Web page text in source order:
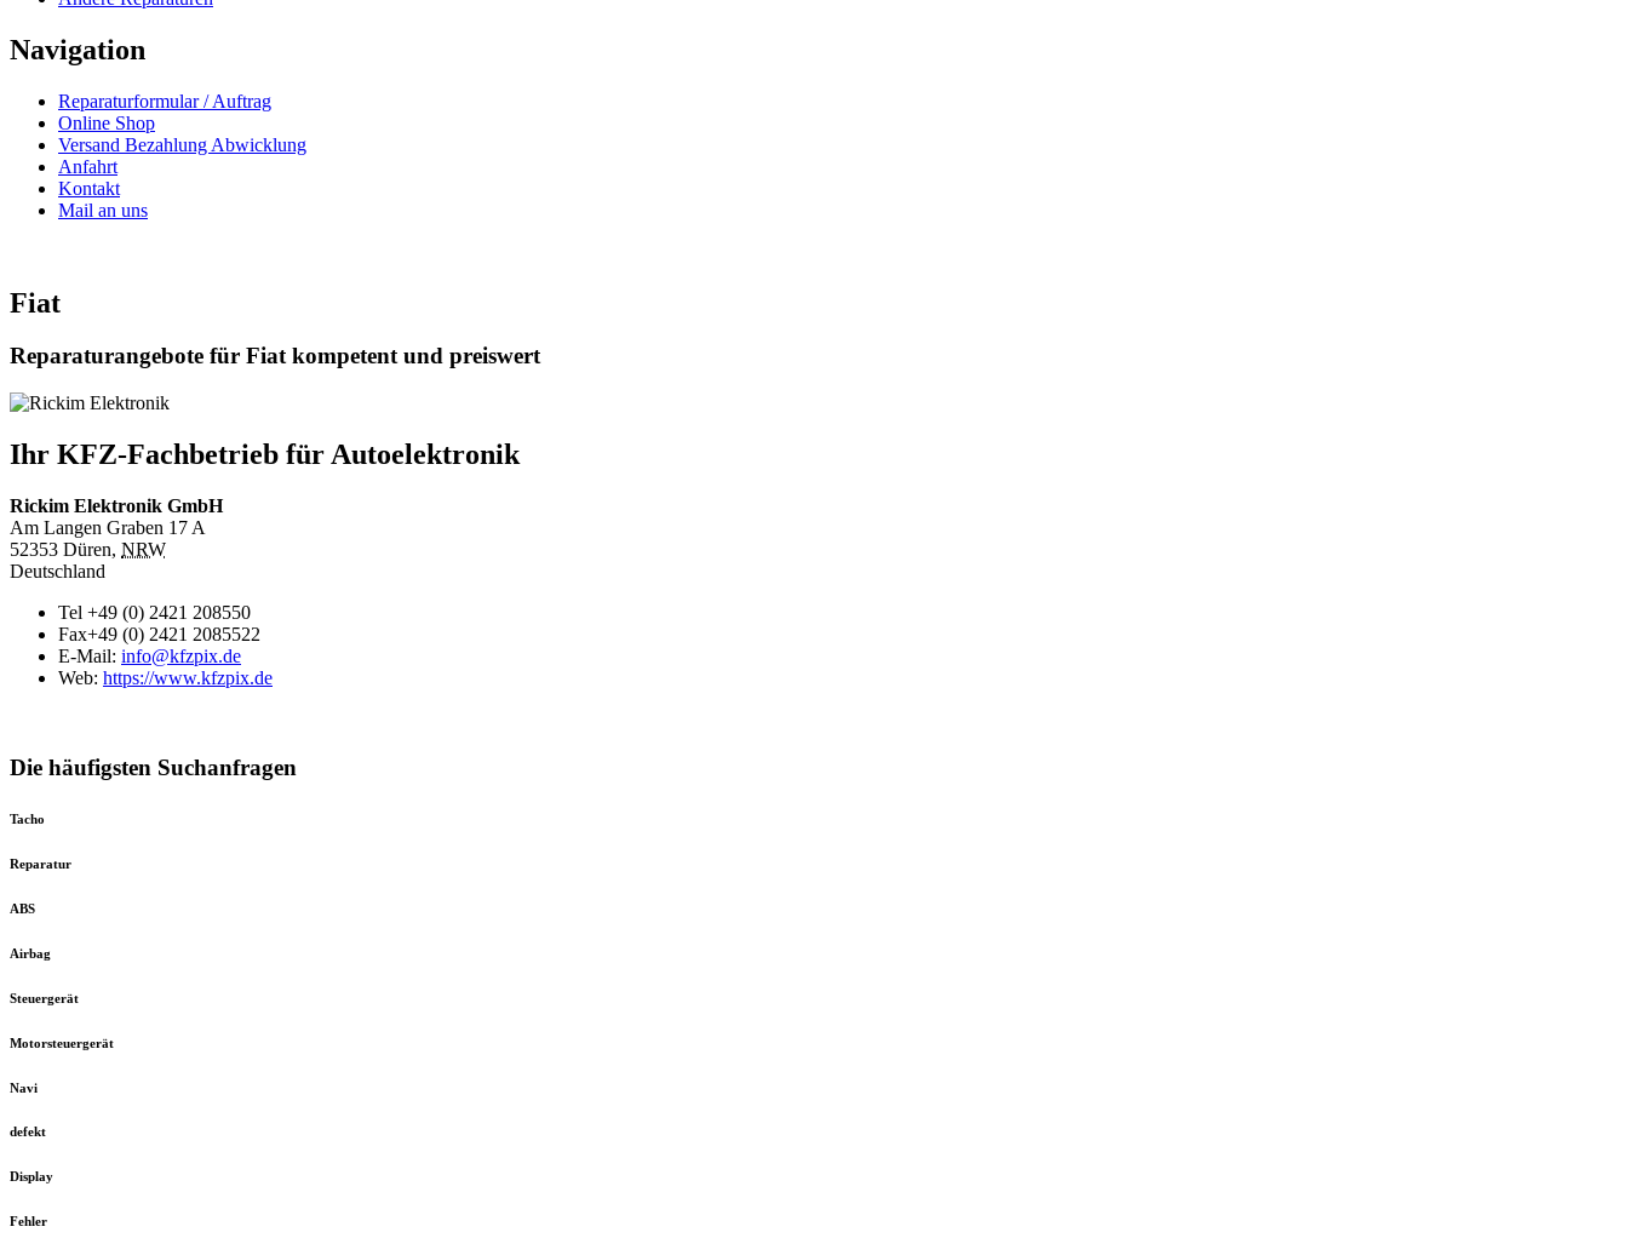
Navigation
Reparaturformular / Auftrag
Online Shop
Versand Bezahlung Abwicklung
Anfahrt
Kontakt
Mail an uns
Fiat
Reparaturangebote für Fiat kompetent und preiswert
Ihr KFZ-Fachbetrieb für Autoelektronik
Rickim Elektronik GmbH
Am Langen Graben 17 A
52353 Düren, NRW
Deutschland
Tel +49 (0) 2421 208550
Fax+49 (0) 2421 2085522
E-Mail: info@kfzpix.de
Web: https://www.kfzpix.de
Die häufigsten Suchanfragen
Tacho
Reparatur
ABS
Airbag
Steuergerät
Motorsteuergerät
Navi
defekt
Display
Fehler